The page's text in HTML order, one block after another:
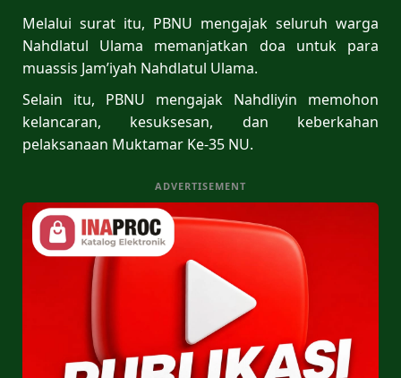
Melalui surat itu, PBNU mengajak seluruh warga
Nahdlatul Ulama memanjatkan doa untuk para
muassis Jam’iyah Nahdlatul Ulama.
Selain itu, PBNU mengajak Nahdliyin memohon
kelancaran, kesuksesan, dan keberkahan
pelaksanaan Muktamar Ke-35 NU.
ADVERTISEMENT